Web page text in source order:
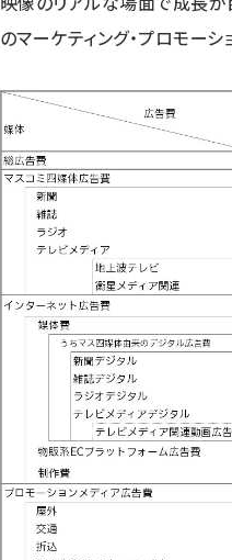
のマーケティング・プロモー